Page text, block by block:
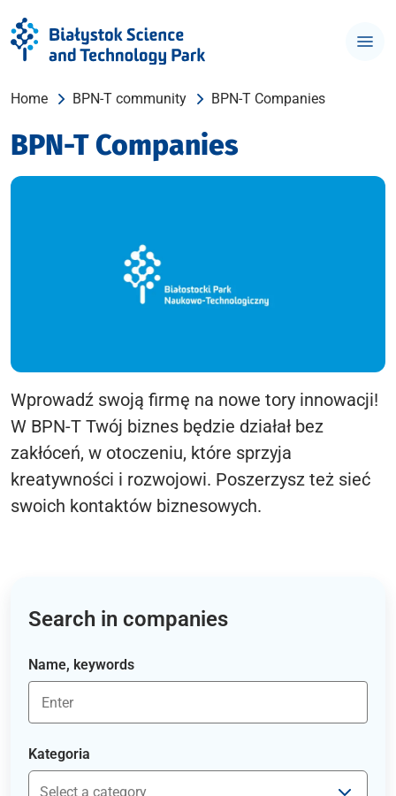
Home BPN-T community BPN-T Companies
BPN-T Companies
Wprowadź swoją firmę na nowe tory innowacji!
W BPN-T Twój biznes będzie działał bez
zakłóceń, w otoczeniu, które sprzyja
kreatywności i rozwojowi. Poszerzysz też sieć
swoich kontaktów biznesowych.
Search in companies
Name, keywords
Kategoria